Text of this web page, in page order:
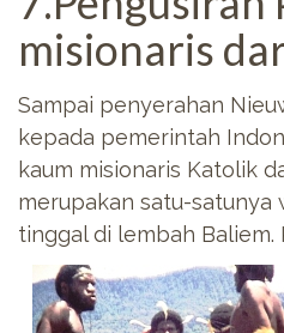
misionaris
Sampai penyerahan
kepada pemerintah
kaum misionaris Katolik
merupakan satu-satunya
tinggal di lembah Baliem.